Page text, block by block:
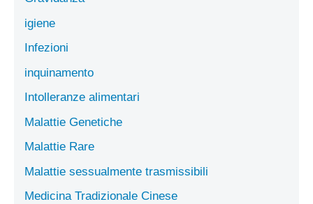
igiene
Infezioni
inquinamento
Intolleranze alimentari
Malattie Genetiche
Malattie Rare
Malattie sessualmente trasmissibili
Medicina Tradizionale Cinese